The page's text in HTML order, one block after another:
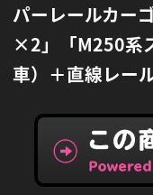
パーレールカー
×2」
「M250
車）＋直線レー